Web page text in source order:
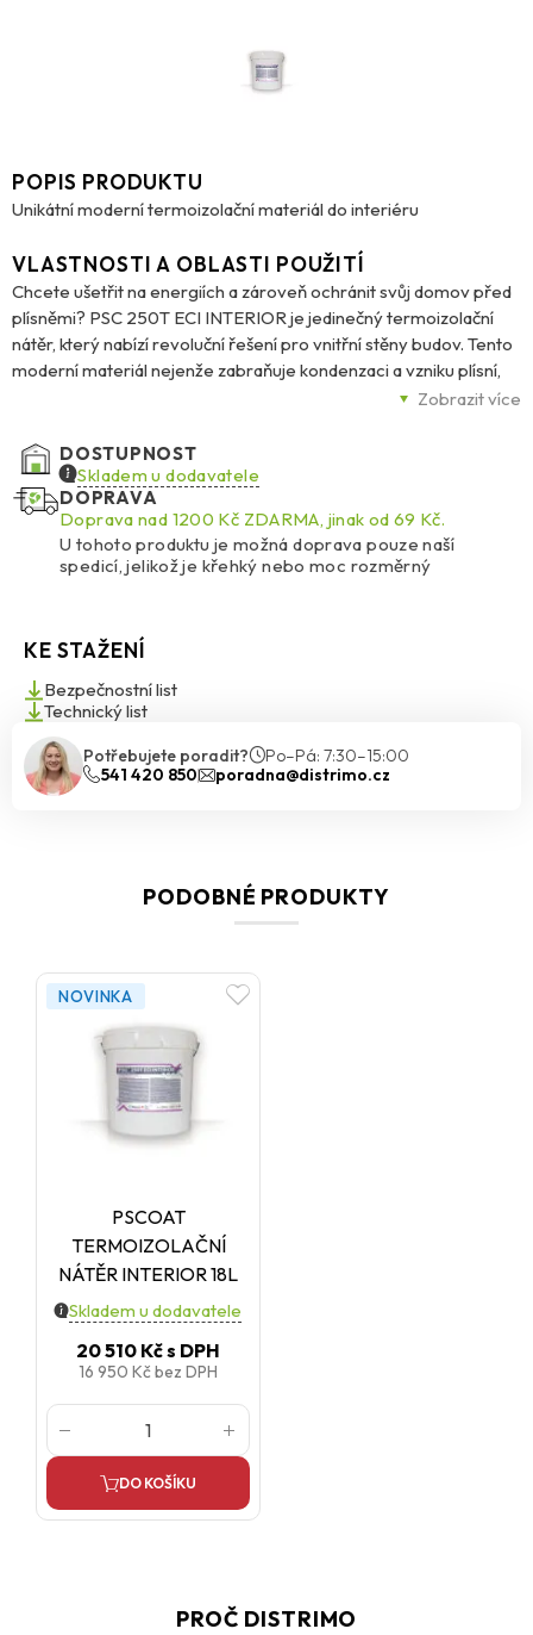
POPIS PRODUKTU
Unikátní moderní termoizolační materiál do interiéru
Zobrazit více
VLASTNOSTI A OBLASTI POUŽITÍ
Chcete ušetřit na energiích a zároveň ochránit svůj domov před
plísněmi? PSC 250T ECI INTERIOR je jedinečný termoizolační
nátěr, který nabízí revoluční řešení pro vnitřní stěny budov. Tento
moderní materiál nejenže zabraňuje kondenzaci a vzniku plísní,
ale také výrazně zlepšuje tepelné vlastnosti vašeho interiéru.
Maximální účinnost s minimální tloušťkou
předností PSC 250T ECI INTERIOR je jeho schopnost nahradit až
6 cm tradiční izolace při vrstvě pouhých 1 mm. Tento nátěr odráží
teplo zpět do místnosti, čímž zabraňuje úniku tepla a přináší
úsporu energie až 30 %. Navíc díky své paropropustnosti
eliminuje tepelné mosty a chrání povrch před nečistotami.
Jednoduchá a rychlá aplikace
snadno nanáší a díky své vodou ředitelné akrylátové bázi je
ekologicky šetrný. Je vhodný pro aplikaci při teplotách od 5 °C, a
ačkoli doba schnutí může dosáhnout až 24 hodin, výsledek stojí za
to. Už po dvou vrstvách nátěru dosáhnete optimální ochrany a
izolačních vlastností.
DOSTUPNOST
Skladem u dodavatele
DOPRAVA
Doprava nad 1200 Kč ZDARMA, jinak od 69 Kč.
U tohoto produktu je možná doprava pouze naší
spedicí, jelikož je křehký nebo moc rozměrný
KE STAŽENÍ
Bezpečnostní list
Technický list
Potřebujete poradit?
Po–Pá: 7:30–15:00
541 420 850
poradna@distrimo.cz
PODOBNÉ PRODUKTY
NOVINKA
PSCOAT
TERMOIZOLAČNÍ
NÁTĚR INTERIOR 18L
Skladem u dodavatele
20 510 Kčs DPH
16 950 Kčbez DPH
DO KOŠÍKU
PROČ DISTRIMO